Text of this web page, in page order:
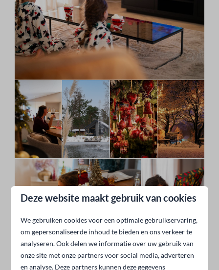
Deze website maakt gebruik van cookies
We gebruiken cookies voor een optimale gebruikservaring,
om gepersonaliseerde inhoud te bieden en ons verkeer te
analyseren. Ook delen we informatie over uw gebruik van
onze site met onze partners voor social media, adverteren
en analyse. Deze partners kunnen deze gegevens